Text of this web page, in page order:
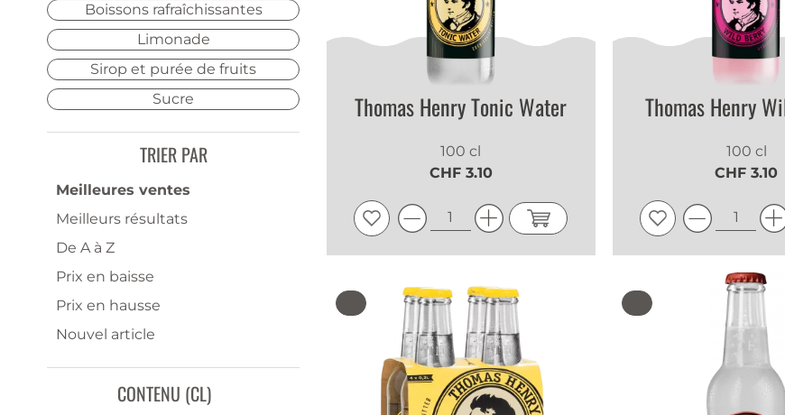
Boissons rafraîchissantes
Limonade
Sirop et purée de fruits
Sucre
TRIER PAR
Meilleures ventes
Meilleurs résultats
De A à Z
Prix en baisse
Prix en hausse
Nouvel article
CONTENU (CL)
Thomas Henry Tonic Water
100 cl
CHF 3.10
Thomas Henry
100 cl
CHF 3.10